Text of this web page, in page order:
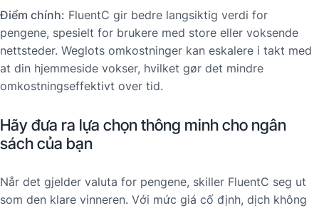
Điểm chính: FluentC gir bedre langsiktig verdi for
pengene, spesielt for brukere med store eller voksende
nettsteder. Weglots omkostninger kan eskalere i takt med
at din hjemmeside vokser, hvilket gør det mindre
omkostningseffektivt over tid.
Hãy đưa ra lựa chọn thông minh cho ngân
sách của bạn
Når det gjelder valuta for pengene, skiller FluentC seg ut
som den klare vinneren. Với mức giá cố định, dịch không